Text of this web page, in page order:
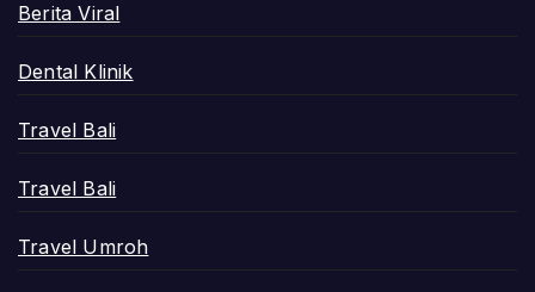
Berita Viral
Dental Klinik
Travel Bali
Travel Bali
Travel Umroh